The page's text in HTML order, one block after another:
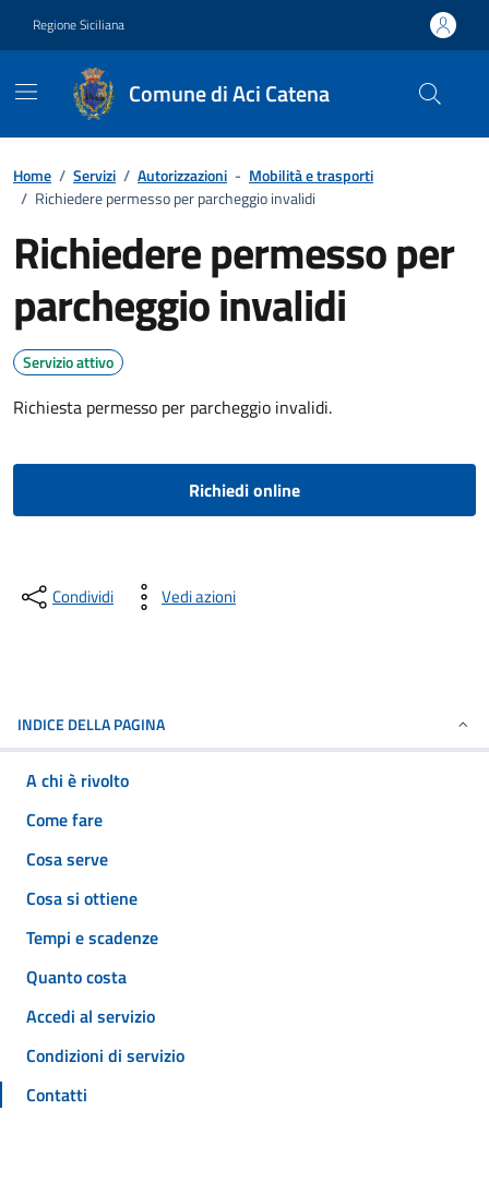
Regione Siciliana
Comune di Aci Catena
Home / Servizi / Autorizzazioni - Mobilità e trasporti
/ Richiedere permesso per parcheggio invalidi
Richiedere permesso per
parcheggio invalidi
Servizio attivo
Richiesta permesso per parcheggio invalidi.
Richiedi online
Condividi Vedi azioni
INDICE DELLA PAGINA
A chi è rivolto
Come fare
Cosa serve
Cosa si ottiene
Tempi e scadenze
Quanto costa
Accedi al servizio
Condizioni di servizio
Contatti